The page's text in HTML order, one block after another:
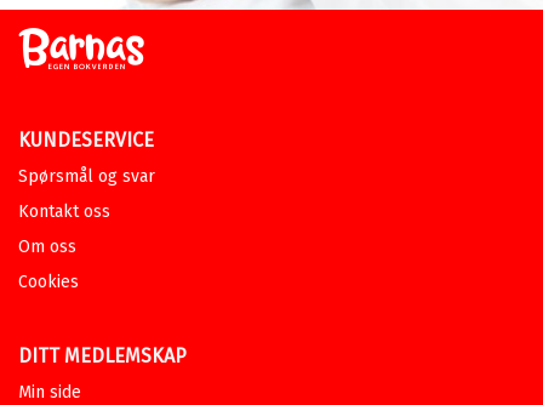
KUNDESERVICE
Spørsmål og svar
Kontakt oss
Om oss
Cookies
DITT MEDLEMSKAP
Min side